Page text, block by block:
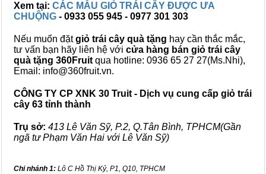
Xem tại: CÁC MẪU GIỎ TRÁI CÂY ĐƯỢC ƯA
CHUỘNG - 0933 055 945 - 0977 301 303
Nếu muốn đặtgiỏ trái cây quà tặng hay cần thắc mắc,
tư vấn bạn hãy liên hệ với cửa hàng bán giỏ trái cây
quà tặng 360Fruit qua hotline: 0936 65 27 27(Ms.Nhi),
Email: info@360fruit.vn.
CÔNG TY CP XNK 30 Truit - Dịch vụ cung cấp giỏ trái
cây 63 tỉnh thành
Trụ sở: 413 Lê Văn Sỹ, P.2, Q.Tân Bình, TPHCM(Gần
ngã tư Phạm Văn Hai với Lê Văn Sỹ)
Chi nhánh 1: Lô C Hồ Thị Kỷ, P1, Q10, TPHCM